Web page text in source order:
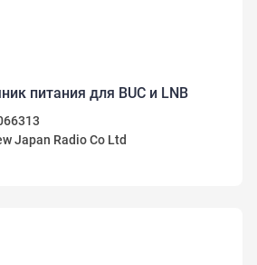
питания для BUC и LNB
Japan Radio Co Ltd